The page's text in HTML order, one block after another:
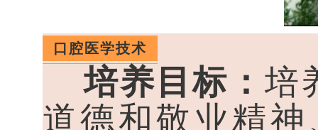
口腔医学技术
培养目标： 培
道德和敬业精